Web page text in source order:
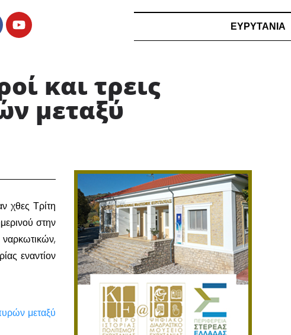
ΕΥΡΥΤΑΝΙΑ
και τρεις
μεταξύ
χθες Τρίτη
στην
εναντίον
μεταξύ